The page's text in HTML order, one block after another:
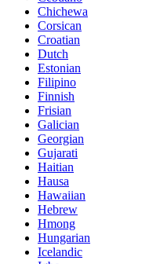
Chichewa
Corsican
Croatian
Dutch
Estonian
Filipino
Finnish
Frisian
Galician
Georgian
Gujarati
Haitian
Hausa
Hawaiian
Hebrew
Hmong
Hungarian
Icelandic